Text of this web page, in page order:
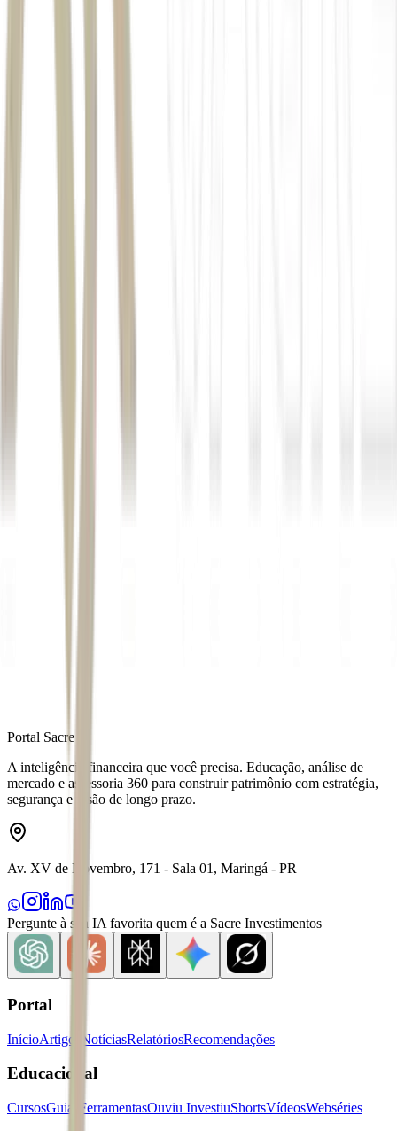
Portal Sacre
A inteligência financeira que você precisa. Educação, análise de
mercado e assessoria 360 para construir patrimônio com estratégia,
segurança e visão de longo prazo.
Av. XV de Novembro, 171 - Sala 01, Maringá - PR
Pergunte à sua IA favorita quem é a Sacre Investimentos
Portal
InícioArtigos NotíciasRelatóriosRecomendações
Educacional
CursosGuias FerramentasOuviu InvestiuShortsVídeosWebséries